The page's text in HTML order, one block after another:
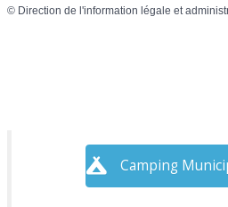
© Direction de l'information légale et
Camping